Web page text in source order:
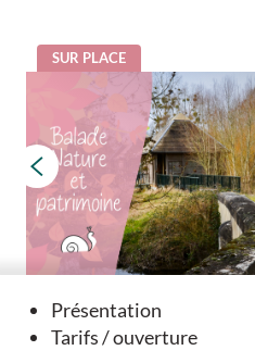
Présentation
Tarifs / ouverture
Balade Nature et Patrimoine -
SUR PLACE